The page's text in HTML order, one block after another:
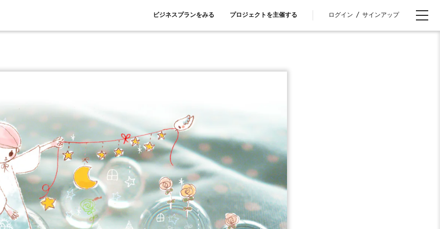
ビジネスプランをみる プロジェクトを主催する ログイン / サインアップ